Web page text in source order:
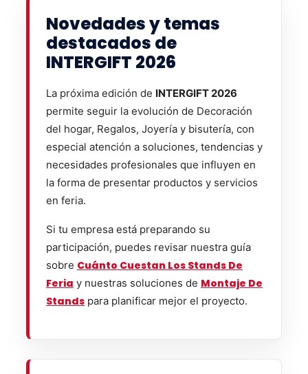
Novedades y temas
destacados de
INTERGIFT 2026
La próxima edición de INTERGIFT 2026
permite seguir la evolución de Decoración
del hogar, Regalos, Joyería y bisutería, con
especial atención a soluciones, tendencias y
necesidades profesionales que influyen en
la forma de presentar productos y servicios
en feria.
Si tu empresa está preparando su
participación, puedes revisar nuestra guía
sobre Cuánto Cuestan Los Stands De
Feria y nuestras soluciones de Montaje De
Stands para planificar mejor el proyecto.